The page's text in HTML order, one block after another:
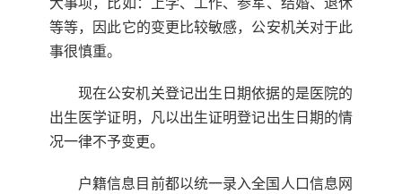
等等，因此它的变更比较敏感，公安机关对于此
事很慎重。
现在公安机关登记出生日期依据的是医院的
出生医学证明，凡以出生证明登记出生日期的情
况一律不予变更。
户籍信息目前都以统一录入全国人口信息网